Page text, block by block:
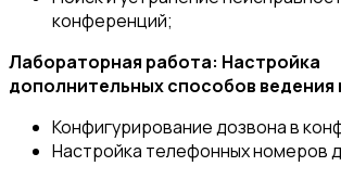
конференций;
Лабораторная работа: Настройка
дополнительных способов
Конфигурирование дозвона в
Настройка телефонных номеров